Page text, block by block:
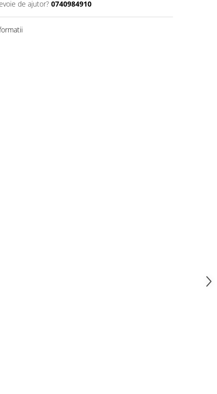
de ajutor? 0740984910